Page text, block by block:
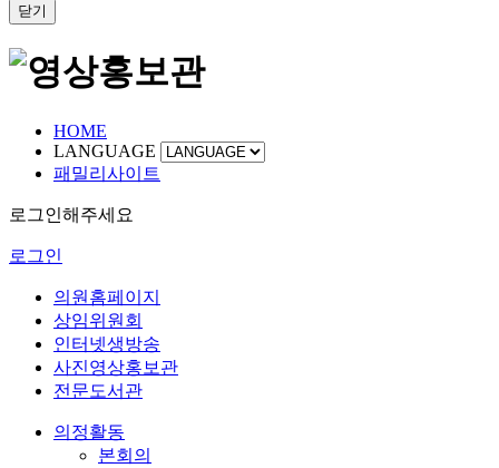
닫기
HOME
LANGUAGE
패밀리사이트
로그인해주세요
로그인
의원홈페이지
상임위원회
인터넷생방송
사진영상홍보관
전문도서관
의정활동
본회의